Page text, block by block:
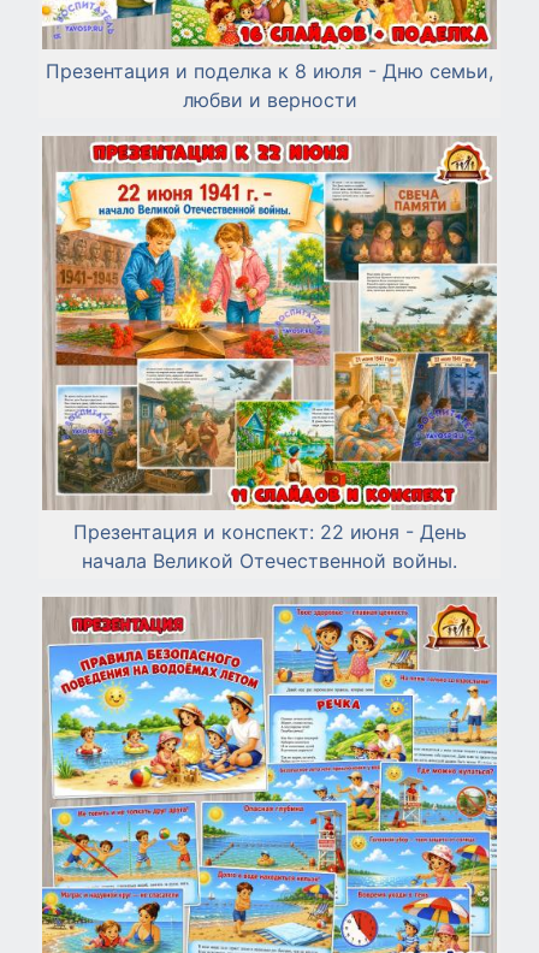
Презентация и поделка к 8 июля - Дню семьи,
любви и верности
Презентация и конспект: 22 июня - День
начала Великой Отечественной войны.